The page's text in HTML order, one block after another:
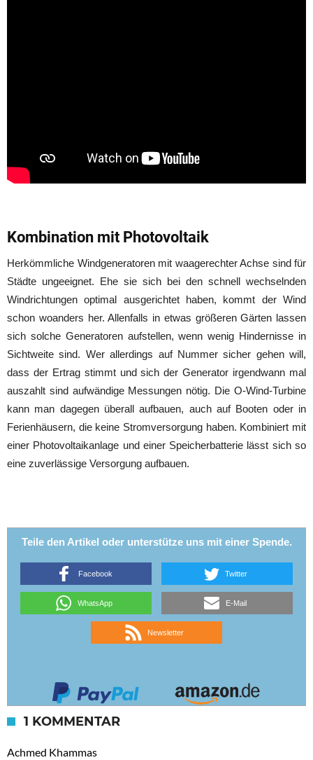
Kombination mit Photovoltaik
Herkömmliche Windgeneratoren mit waagerechter Achse sind für
Städte ungeeignet. Ehe sie sich bei den schnell wechselnden
Windrichtungen optimal ausgerichtet haben, kommt der Wind
schon woanders her. Allenfalls in etwas größeren Gärten lassen
sich solche Generatoren aufstellen, wenn wenig Hindernisse in
Sichtweite sind. Wer allerdings auf Nummer sicher gehen will,
dass der Ertrag stimmt und sich der Generator irgendwann mal
auszahlt sind aufwändige Messungen nötig. Die O-Wind-Turbine
kann man dagegen überall aufbauen, auch auf Booten oder in
Ferienhäusern, die keine Stromversorgung haben. Kombiniert mit
einer Photovoltaikanlage und einer Speicherbatterie lässt sich so
eine zuverlässige Versorgung aufbauen.
Teile den Artikel oder unterstütze uns mit einer Spende.
Facebook Twitter
WhatsApp E-Mail
Newsletter
1 KOMMENTAR
Achmed Khammas